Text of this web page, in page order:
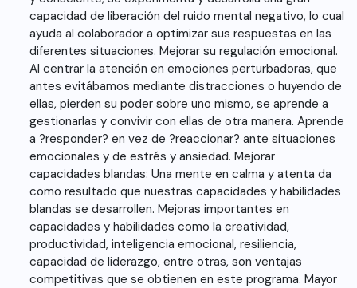
capacidad de liberación del ruido mental negativo, lo cual
ayuda al colaborador a optimizar sus respuestas en las
diferentes situaciones. Mejorar su regulación emocional.
Al centrar la atención en emociones perturbadoras, que
antes evitábamos mediante distracciones o huyendo de
ellas, pierden su poder sobre uno mismo, se aprende a
gestionarlas y convivir con ellas de otra manera. Aprende
a ?responder? en vez de ?reaccionar? ante situaciones
emocionales y de estrés y ansiedad. Mejorar
capacidades blandas: Una mente en calma y atenta da
como resultado que nuestras capacidades y habilidades
blandas se desarrollen. Mejoras importantes en
capacidades y habilidades como la creatividad,
productividad, inteligencia emocional, resiliencia,
capacidad de liderazgo, entre otras, son ventajas
competitivas que se obtienen en este programa. Mayor